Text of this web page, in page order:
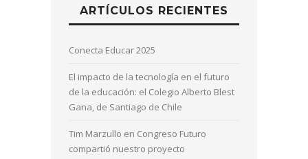
ARTÍCULOS RECIENTES
Conecta Educar 2025
El impacto de la tecnología en el futuro
de la educación: el Colegio Alberto Blest
Gana, de Santiago de Chile
Tim Marzullo en Congreso Futuro
compartió nuestro proyecto